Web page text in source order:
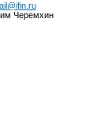
Черемхин